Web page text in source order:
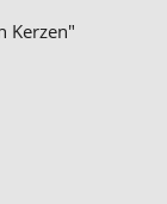
Kerzen"